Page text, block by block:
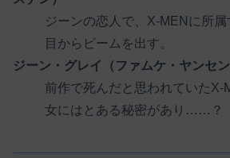
ジーンの恋人で、X-MENに所属
目からビームを出す。
ジーン・グレイ（ファムケ・ヤンセン
前作で死んだと思われていたX-
女にはとある秘密があり……？